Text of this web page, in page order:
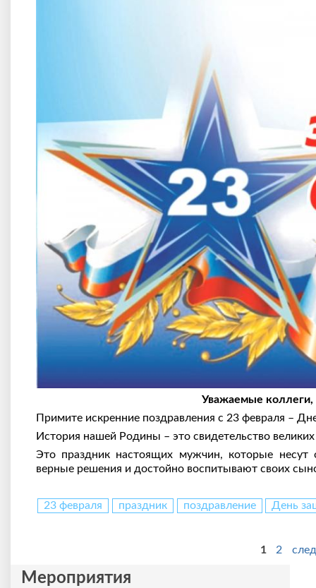
Уважаемые коллеги,
Примите искренние поздравления с 23 февраля –
История нашей Родины – это свидетельство
Это праздник настоящих мужчин, которые несут
верные решения и достойно воспитывают своих
23 февраля праздник поздравление День
1 2
Мероприятия